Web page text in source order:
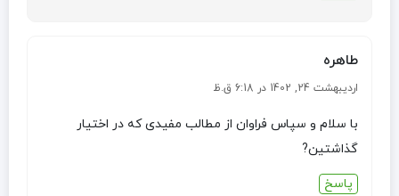
طاهره
اردیبهشت 24, 1402 در 6:18 ق.ظ
با سلام و سپاس فراوان از مطالب مفیدی که در اختیار
گذاشتین?
پاسخ